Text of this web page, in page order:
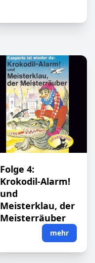
Folge 4:
Krokodil-Alarm!
und
Meisterklau, der
Meisterräuber
mehr